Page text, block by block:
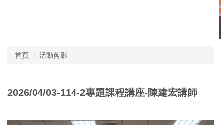
首頁 活動剪影
2026/04/03-114-2專題課程講座-陳建宏講師